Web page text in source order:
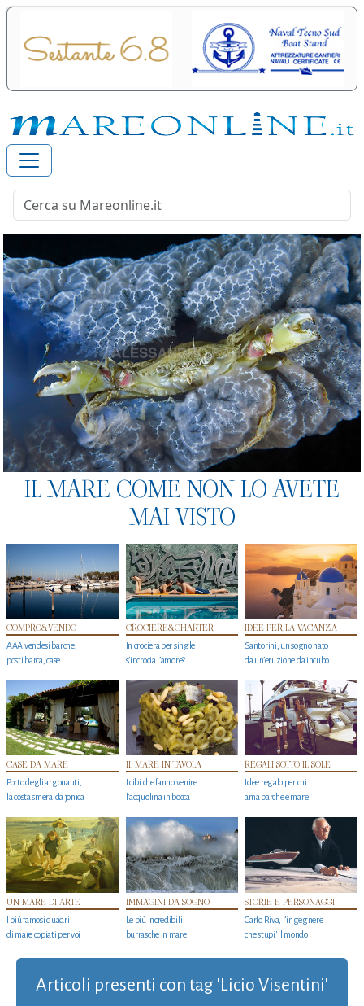
IL MARE COME NON LO AVETE
MAI VISTO
COMPRO&VENDO
AAA vendesi barche,
posti barca, case…
CROCIERE&CHARTER
In crociera per single
s'incrocia l’amore?
IDEE PER LA VACANZA
Santorini, un sogno nato
da un’eruzione da incubo
CASE DA MARE
Porto degli argonauti,
la costa smeralda jonica
IL MARE IN TAVOLA
I cibi che fanno venire
l’acquolina in bocca
REGALI SOTTO IL SOLE
Idee regalo per chi
ama barche e mare
UN MARE DI ARTE
I più famosi quadri
di mare copiati per voi
IMMAGINI DA SOGNO
Le più incredibili
burrasche in mare
STORIE E PERSONAGGI
Carlo Riva, l’ingegnere
che stupi' il mondo
Articoli presenti con tag 'Licio Visentini'